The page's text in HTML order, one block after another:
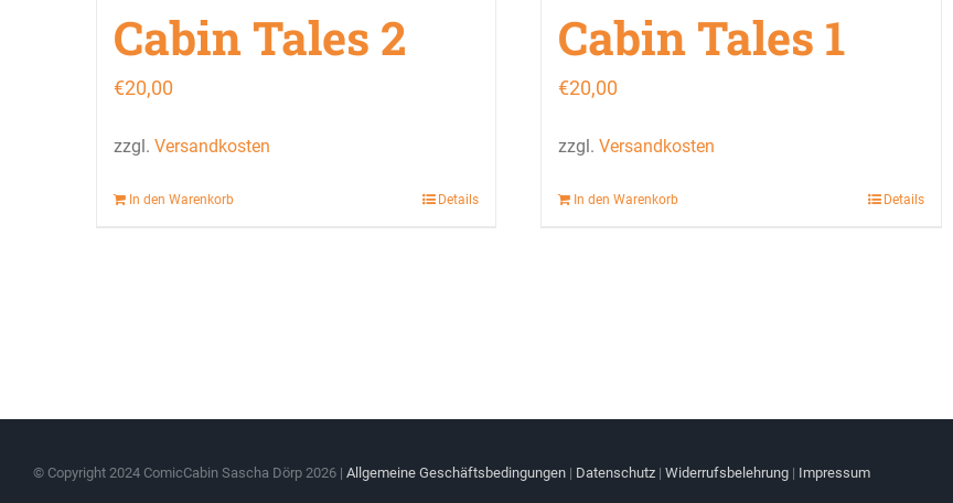
Cabin Tales 2
€20,00
zzgl. Versandkosten
In den Warenkorb Details
Cabin Tales 1
€20,00
zzgl.Versandkosten
In den Warenkorb Details
© Copyright 2024 ComicCabin Sascha Dörp 2026 | Allgemeine Geschäftsbedingungen | Datenschutz | Widerrufsbelehrung | Impressum